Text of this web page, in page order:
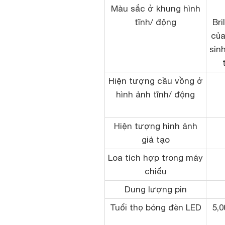
Màu sắc ở khung hình
tĩnh/ động
Hiện tượng cầu vồng ở
hình ảnh tĩnh/ động
Hiện tượng hình ảnh
giả tạo
Loa tích hợp trong máy
chiếu
Dung lượng pin
Tuổi thọ bóng đèn LED